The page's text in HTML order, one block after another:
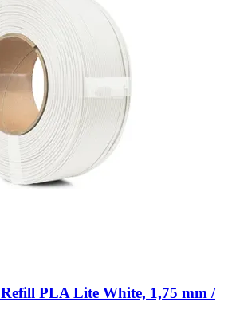
Refill PLA Lite White, 1,75 mm /